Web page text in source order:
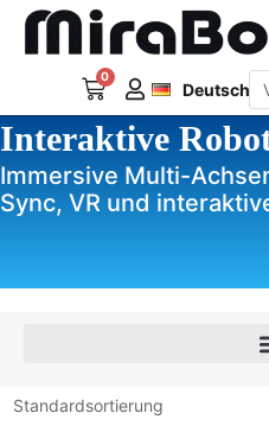
Zum
0
WarenkorbDeutsch
Français
日本語
Interaktive
Immersive Multi-
Sync, VR und